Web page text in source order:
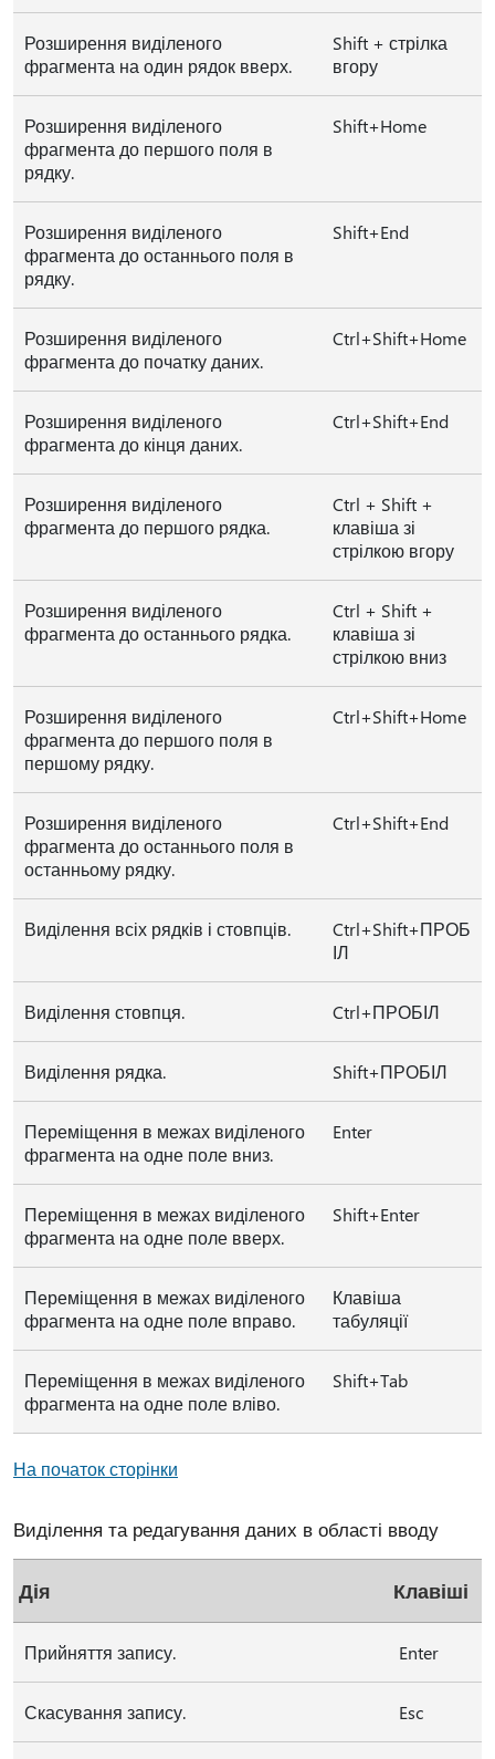
Розширення виділеного
фрагмента на один рядок вверх.
Shift + стрілка
вгору
Розширення виділеного
фрагмента до першого поля в
рядку.
Shift+Home
Розширення виділеного
фрагмента до останнього поля в
рядку.
Shift+End
Розширення виділеного
фрагмента до початку даних.
Ctrl+Shift+Home
Розширення виділеного
фрагмента до кінця даних.
Ctrl+Shift+End
Розширення виділеного
фрагмента до першого рядка.
Ctrl + Shift +
клавіша зі
стрілкою вгору
Розширення виділеного
фрагмента до останнього рядка.
Ctrl + Shift +
клавіша зі
стрілкою вниз
Розширення виділеного
фрагмента до першого поля в
першому рядку.
Ctrl+Shift+Home
Розширення виділеного
фрагмента до останнього поля в
останньому рядку.
Ctrl+Shift+End
Виділення всіх рядків і стовпців.
Ctrl+Shift+ПРОБ
ІЛ
Виділення стовпця. Ctrl+ПРОБІЛ
Виділення рядка. Shift+ПРОБІЛ
Переміщення в межах виділеного
фрагмента на одне поле вниз.
Enter
Переміщення в межах виділеного
фрагмента на одне поле вверх.
Shift+Enter
Переміщення в межах виділеного
фрагмента на одне поле вправо.
Клавіша
табуляції
Переміщення в межах виділеного
фрагмента на одне поле вліво.
Shift+Tab
На початок сторінки
Виділення та редагування даних в області вводу
Дія Клавіші
Прийняття запису. Enter
Скасування запису. Esc